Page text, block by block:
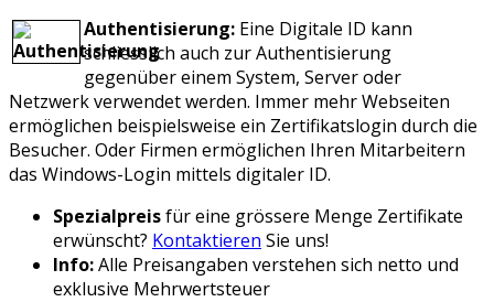
Authentisierung: Eine Digitale ID kann
schliesslich auch zur Authentisierung
gegenüber einem System, Server oder
Netzwerk verwendet werden. Immer mehr Webseiten
ermöglichen beispielsweise ein Zertifikatslogin durch die
Besucher. Oder Firmen ermöglichen Ihren Mitarbeitern
das Windows-Login mittels digitaler ID.
Spezialpreisfür eine grössere Menge Zertifikate
erwünscht? Kontaktieren Sie uns!
Info:Alle Preisangaben verstehen sich netto und
exklusive Mehrwertsteuer